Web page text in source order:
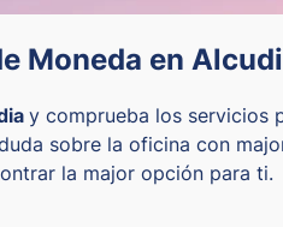
Moneda en
y comprueba los servicios
sobre la oficina con
la major opción para ti.